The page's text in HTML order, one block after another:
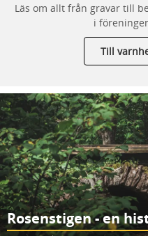
Läs om allt från gravar till
i
Till
Rosenstigen - en